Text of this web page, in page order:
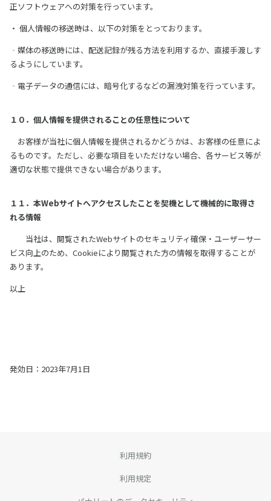
正ソフトウェアへの対策を行っています。
・ 個人情報の移送時は、以下の対策をとっております。
‐媒体の移送時には、配送記録が残る方法を利用するか、直接手渡しす
るようにしています。
‐電子データの通信には、暗号化するなどの漏洩対策を行っています。
１０．個人情報を提供されることの任意性について
お客様が当社に個人情報を提供されるかどうかは、お客様の任意によ
るものです。ただし、必要な項目をいただけない場合、各サービス等が
適切な状態で提供できない場合があります。
１１．本Webサイトへアクセスしたことを契機として機械的に取得さ
れる情報
当社は、閲覧されたWebサイトのセキュリティ確保・ユーザーサー
ビス向上のため、Cookieにより閲覧された方の情報を取得することが
あります。
以上
発効日：2023年7月1日
利用規約
利用規定